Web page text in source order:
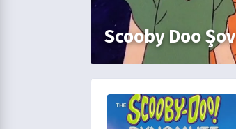
Scooby Doo Şov